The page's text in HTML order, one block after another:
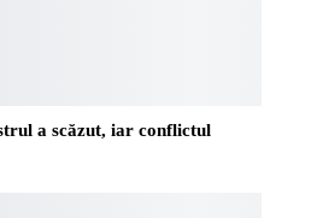
a scăzut, iar conflictul